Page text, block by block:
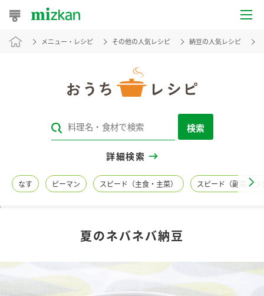
おうちレシピ
レシピカテゴリ一覧
レシピ名特集
商品カテゴリ
メニュー・レシピ その他の人気レシピ 納豆の人気レシピ
検索
詳細検索
なす ピーマン スピード（主食・主菜） スピード（副菜・つ
夏のネバネバ納豆